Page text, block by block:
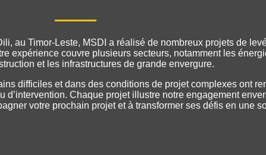
au Timor-Leste, MSDI a réalisé de nombreux projets de
expérience couvre plusieurs secteurs, notamment les
et les infrastructures de grande envergure.
difficiles et dans des conditions de projet complexes ont
Chaque projet illustre notre engagement
votre prochain projet et à transformer ses défis en une